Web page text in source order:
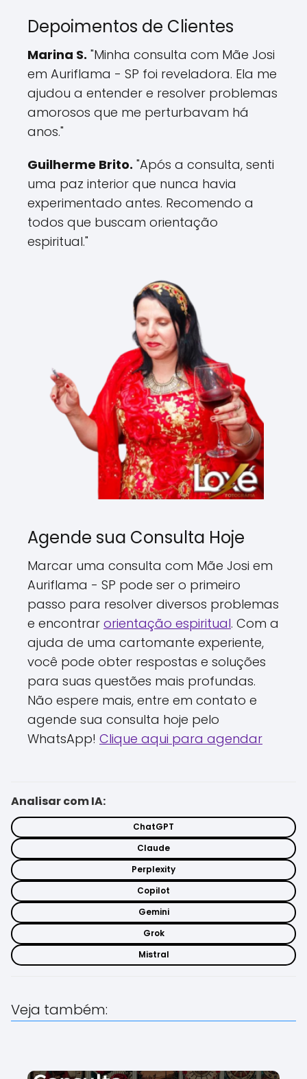
Depoimentos de Clientes
Marina S. "Minha consulta com Mãe Josi
em Auriflama - SP foi reveladora. Ela me
ajudou a entender e resolver problemas
amorosos que me perturbavam há
anos."
Guilherme Brito. "Após a consulta, senti
uma paz interior que nunca havia
experimentado antes. Recomendo a
todos que buscam orientação
espiritual."
Agende sua Consulta Hoje
Marcar uma consulta com Mãe Josi em
Auriflama - SP pode ser o primeiro
passo para resolver diversos problemas
e encontrar orientação espiritual. Com a
ajuda de uma cartomante experiente,
você pode obter respostas e soluções
para suas questões mais profundas.
Não espere mais, entre em contato e
agende sua consulta hoje pelo
WhatsApp! Clique aqui para agendar
Analisar com IA:
ChatGPT
Claude
Perplexity
Copilot
Gemini
Grok
Mistral
Veja também: